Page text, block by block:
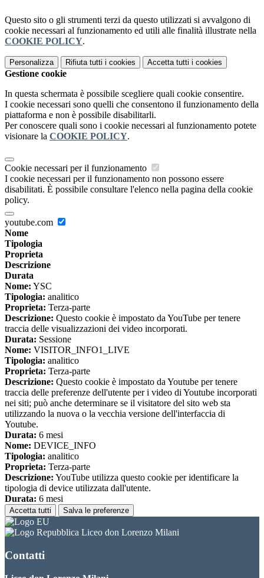
Questo sito o gli strumenti terzi da questo utilizzati si avvalgono di
cookie necessari al funzionamento ed utili alle finalità illustrate nella
COOKIE POLICY.
Personalizza Rifiuta tutti i cookies Accetta tutti i cookies
Gestione cookie
In questa schermata è possibile scegliere quali cookie consentire.
I cookie necessari sono quelli che consentono il funzionamento della
piattaforma e non è possibile disabilitarli.
Per conoscere quali sono i cookie necessari al funzionamento potete
visionare la COOKIE POLICY.
Cookie necessari per il funzionamento
I cookie necessari per il funzionamento non possono essere
disabilitati. È possibile consultare l'elenco nella pagina della cookie
policy.
youtube.com
Nome
Tipologia
Proprieta
Descrizione
Durata
Nome: YSC
Tipologia: analitico
Proprieta: Terza-parte
Descrizione: Questo cookie è impostato da YouTube per tenere
traccia delle visualizzazioni dei video incorporati.
Durata: Sessione
Nome: VISITOR_INFO1_LIVE
Tipologia: analitico
Proprieta: Terza-parte
Descrizione: Questo cookie è impostato da Youtube per tenere
traccia delle preferenze dell'utente per i video di Youtube incorporati
nei siti; può anche determinare se il visitatore del sito web sta
utilizzando la nuova o la vecchia versione dell'interfaccia di
Youtube.
Durata: 6 mesi
Nome: DEVICE_INFO
Tipologia: analitico
Proprieta: Terza-parte
Descrizione: YouTube utilizza questo cookie per identificare la
tipologia di device utilizzata dall'utente.
Durata: 6 mesi
Accetta tutti Salva le preferenze
Liceo don Lorenzo Milani
Contatti